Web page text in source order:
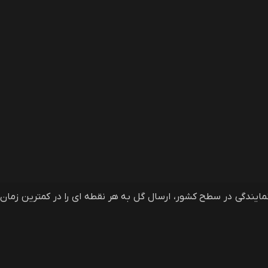
آنلاین گلمون، وب سایت سفارش آنلاین گل و گیاه در ایران و خارج از ایران است که با دارا بودن بیش از 40 نمایندگی در سطح کشور، ارسال گل به هر نقطه ای را در کمترین زمان